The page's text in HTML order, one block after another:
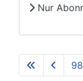
Nur
98